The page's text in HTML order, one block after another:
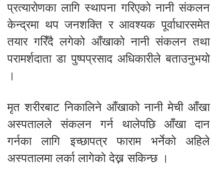
प्रत्यारोणका लागि स्थापना गरिएको नानी संकलन
केन्द्रमा थप जनशक्ति र आवश्यक पूर्वाधारसमेत
तयार गरिँदै लगेको आँखाको नानी संकलन तथा
परामर्शदाता डा पुष्पप्रसाद अधिकारीले बताउनुभयो
।
मृत शरीरबाट निकालिने आँखाको नानी मेची आँखा
अस्पतालले संकलन गर्न थालेपछि आँखा दान
गर्नका लागि इच्छापत्र फाराम भर्नेको अहिले
अस्पतालमा लर्का लागेको देख्न सकिन्छ ।